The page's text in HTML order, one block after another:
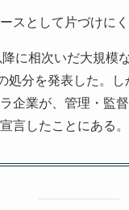
スとして片づけにく
に相次いだ大規模
処分を発表した。
企業が、管理・監
言したことにある。